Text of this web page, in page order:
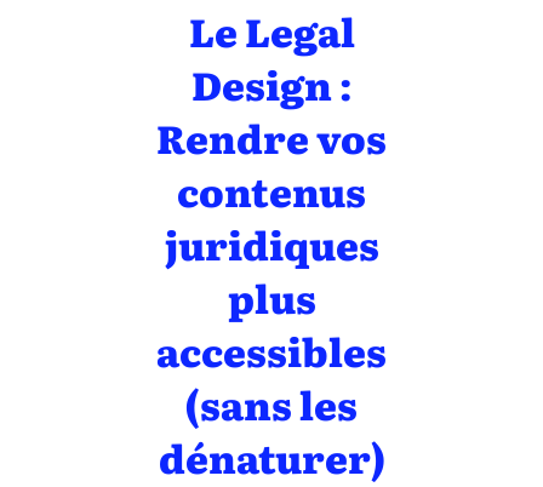
Le Legal
Design :
Rendre vos
contenus
juridiques
plus
accessibles
(sans les
dénaturer)